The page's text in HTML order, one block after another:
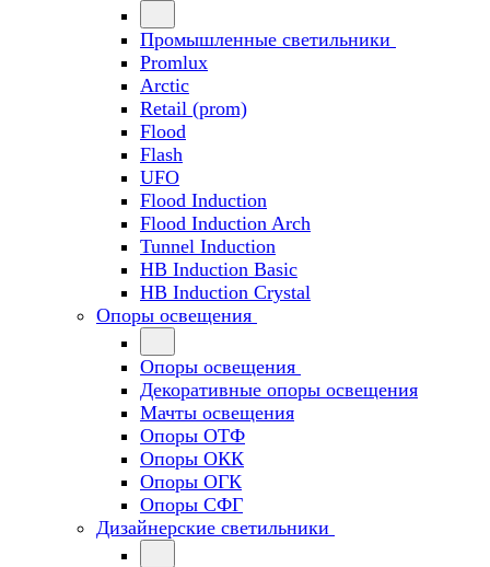
Промышленные светильники
Promlux
Arctic
Retail (prom)
Flood
Flash
UFO
Flood Induction
Flood Induction Arch
Tunnel Induction
HB Induction Basic
HB Induction Crystal
Опоры освещения
Опоры освещения
Декоративные опоры освещения
Мачты освещения
Опоры ОТФ
Опоры ОКК
Опоры ОГК
Опоры СФГ
Дизайнерские светильники